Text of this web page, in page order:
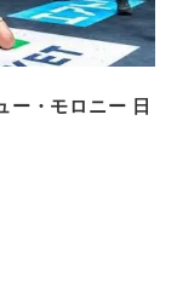
ー・モロニー 日